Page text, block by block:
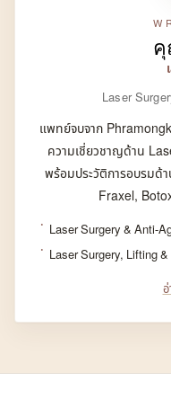
Laser
แพทย์จบจาก
ความเชี่ยวชาญด้าน
พร้อมประวัติการอบรมด้
Fraxel,
Laser Surgery & Anti-
Laser Surgery, Lifting